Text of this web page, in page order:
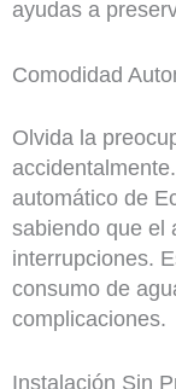
ayudas a
Comodidad
Olvida la
automático de
sabiendo que el
interrupciones.
consumo de
complicaciones.
Instalación Sin